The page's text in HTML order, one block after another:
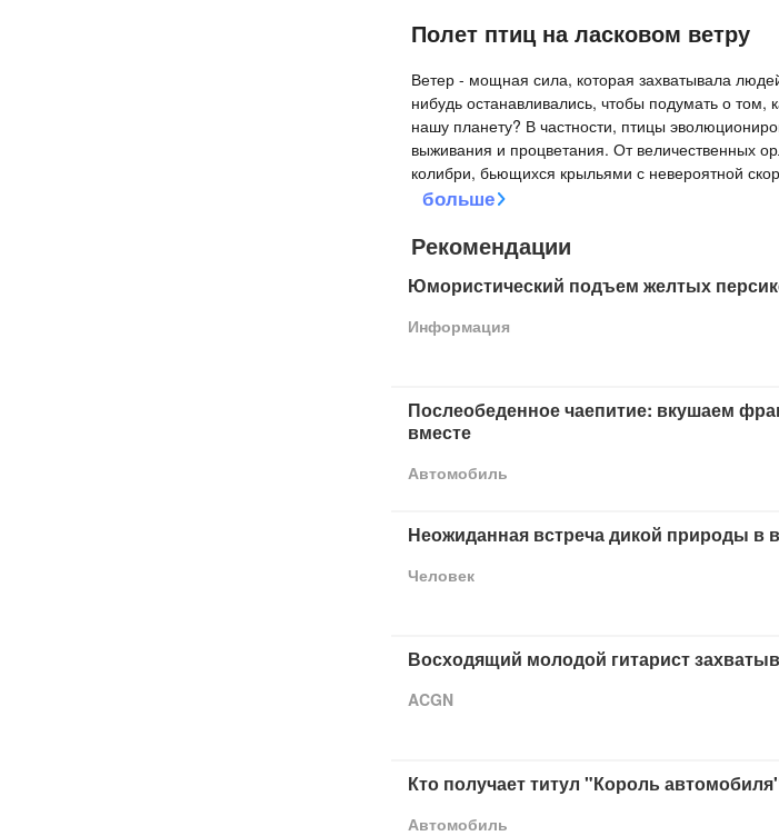
Полет птиц на ласковом ветру
Ветер - мощная сила, которая захватывала
нибудь останавливались, чтобы подумать о
нашу планету? В частности, птицы
выживания и процветания. От величественных
колибри, бьющихся крыльями с невероятной
больше
Рекомендации
Юмористический подъем желтых
Информация
Послеобеденное чаепитие: вкушаем
вместе
Автомобиль
Неожиданная встреча дикой природы в
Человек
Восходящий молодой гитарист
ACGN
Кто получает титул "Король
Автомобиль